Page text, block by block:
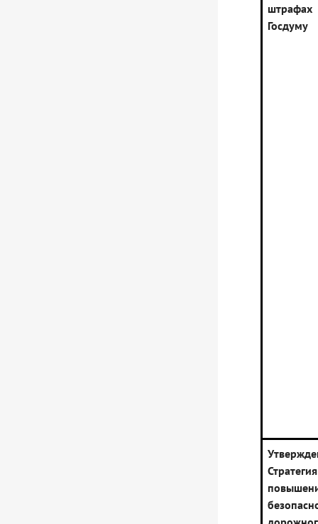
Госдуму
Стратегия